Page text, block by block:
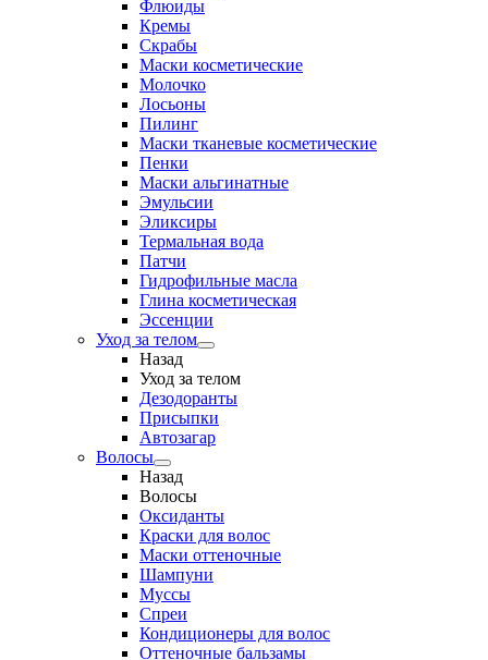
Флюиды
Кремы
Скрабы
Маски косметические
Молочко
Лосьоны
Пилинг
Маски тканевые косметические
Пенки
Маски альгинатные
Эмульсии
Эликсиры
Термальная вода
Патчи
Гидрофильные масла
Глина косметическая
Эссенции
Уход за телом
Назад
Уход за телом
Дезодоранты
Присыпки
Автозагар
Волосы
Назад
Волосы
Оксиданты
Краски для волос
Маски оттеночные
Шампуни
Муссы
Спреи
Кондиционеры для волос
Оттеночные бальзамы